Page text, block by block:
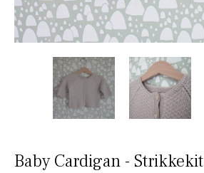
Baby Cardigan - Strikkekit